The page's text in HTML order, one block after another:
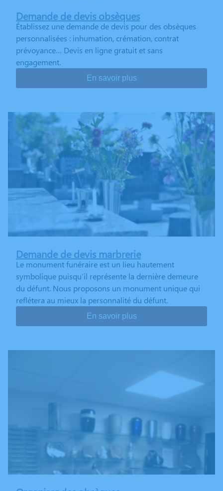
Demande de devis obsèques
Établissez une demande de devis pour des obsèques
personnalisées : inhumation, crémation, contrat
prévoyance… Devis en ligne gratuit et sans
engagement.
En savoir plus
Demande de devis marbrerie
Le monument funéraire est un lieu hautement
symbolique puisqu’il représente la dernière demeure
du défunt. Nous proposons un monument unique qui
reflétera au mieux la personnalité du défunt.
En savoir plus